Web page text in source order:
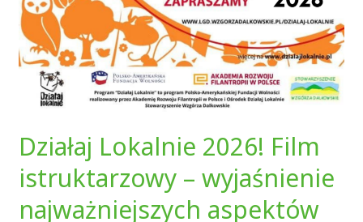
Działaj Lokalnie 2026! Film
istruktarzowy – wyjaśnienie
najważniejszych aspektów